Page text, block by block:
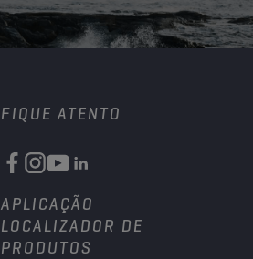
FIQUE ATENTO
APLICAÇÃO
LOCALIZADOR DE
PRODUTOS